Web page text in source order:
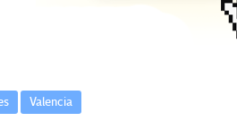
Valencia